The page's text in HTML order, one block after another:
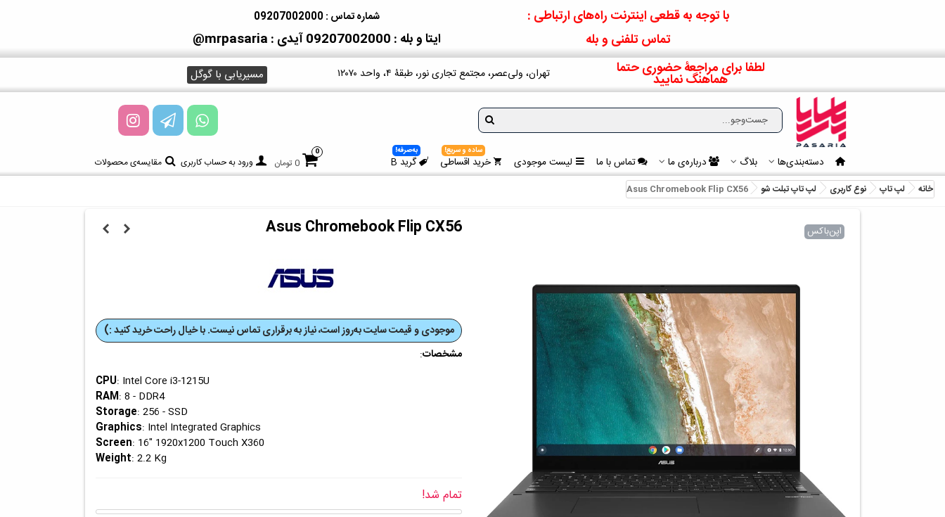
با توجه به قطعی اینترنت راه‌های ارتباطی :
تماس تلفنی و بله
شماره تماس : 09207002000
ایتا و بله : 09207002000
آیدی : mrpasaria@
لطفا برای مراجعۀ حضوری حتما
هماهنگ نمایید تهران، ولی‌عصر، مجتمع تجاری نور، طبقۀ ۴، واحد ۱۲۰۷۰ مسیریابی با گوگل
دسته‌بندی‌ها بلاگ درباره‌ی ما تماس با ما لیست موجودی خرید اقساطی
ساده و سریع!
گرید B
به‌صرفه! 0
0 تومان ورود به حساب کاربری
مقایسه‌ی محصولات
خانه
لپ تاپ نوع کاربری لپ تاپ تبلت شو Asus Chromebook Flip CX56
اپن‌باکس Asus Chromebook Flip CX56
موجودی و قیمت‌ سایت به‌روز است، نیاز به برقراری تماس نیست. با خیال راحت خرید کنید :)
مشخصات:
CPU: Intel Core i3-1215U
RAM: 8 - DDR4
Storage: 256 - SSD
Graphics: Intel Integrated Graphics
Screen: 16" 1920x1200 Touch X360
Weight: 2.2 Kg
تمام شد!